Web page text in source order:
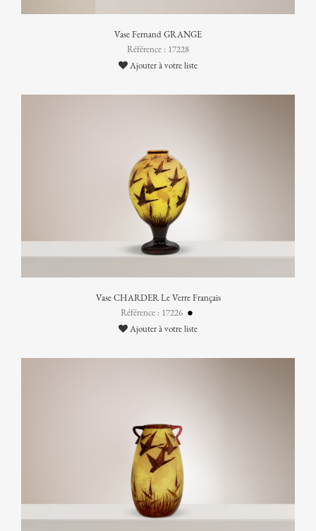
Vase Fernand GRANGE
Référence : 17228
Ajouter à votre liste
Vase CHARDER Le Verre Français
Référence : 17226
Ajouter à votre liste